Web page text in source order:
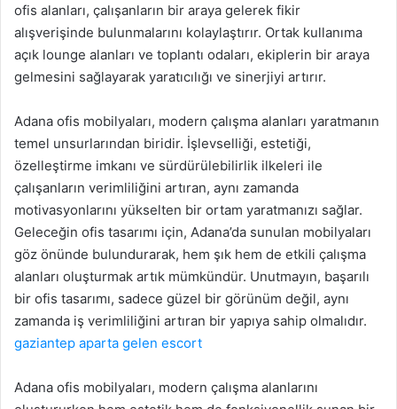
ofis alanları, çalışanların bir araya gelerek fikir
alışverişinde bulunmalarını kolaylaştırır. Ortak kullanıma
açık lounge alanları ve toplantı odaları, ekiplerin bir araya
gelmesini sağlayarak yaratıcılığı ve sinerjiyi artırır.
Adana ofis mobilyaları, modern çalışma alanları yaratmanın
temel unsurlarından biridir. İşlevselliği, estetiği,
özelleştirme imkanı ve sürdürülebilirlik ilkeleri ile
çalışanların verimliliğini artıran, aynı zamanda
motivasyonlarını yükselten bir ortam yaratmanızı sağlar.
Geleceğin ofis tasarımı için, Adana’da sunulan mobilyaları
göz önünde bulundurarak, hem şık hem de etkili çalışma
alanları oluşturmak artık mümkündür. Unutmayın, başarılı
bir ofis tasarımı, sadece güzel bir görünüm değil, aynı
zamanda iş verimliliğini artıran bir yapıya sahip olmalıdır.
gaziantep aparta gelen escort
Adana ofis mobilyaları, modern çalışma alanlarını